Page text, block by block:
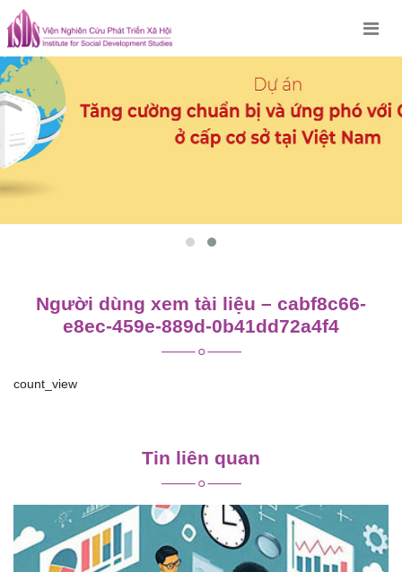
Skip
to
content
Người dùng xem tài liệu – cabf8c66-
e8ec-459e-889d-0b41dd72a4f4
count_view
viết
Tin liên quan